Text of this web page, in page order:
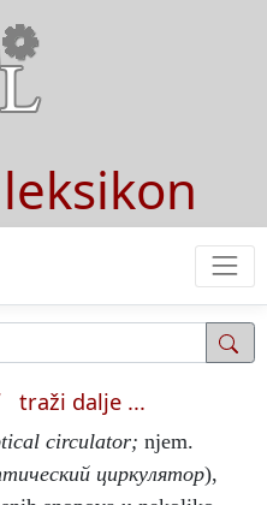
traži dalje ...
circulator; njem.
циркулятор),